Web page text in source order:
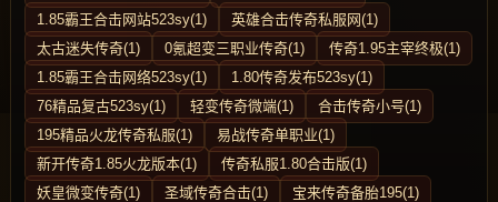
1.85霸王合击网站523sy(1)
英雄合击传奇私服网(1)
太古迷失传奇(1)
0氪超变三职业传奇(1)
传奇1.95主宰终极(1)
1.85霸王合击网络523sy(1)
1.80传奇发布523sy(1)
76精品复古523sy(1)
轻变传奇微端(1)
合击传奇小号(1)
195精品火龙传奇私服(1)
易战传奇单职业(1)
新开传奇1.85火龙版本(1)
传奇私服1.80合击版(1)
妖皇微变传奇(1)
圣域传奇合击(1) 宝来传奇备胎195(1)